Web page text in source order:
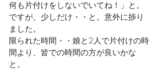
何も片付けをしないでいてね！」と。
ですが、少しだけ・・と。意外に捗り
ました。
限られた時間・・娘と2人で片付けの時
間より、皆での時間の方が良いかな
と。